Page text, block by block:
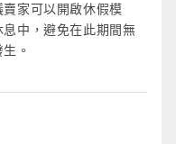
家可以開啟休假模
中，避免在此期間無
。